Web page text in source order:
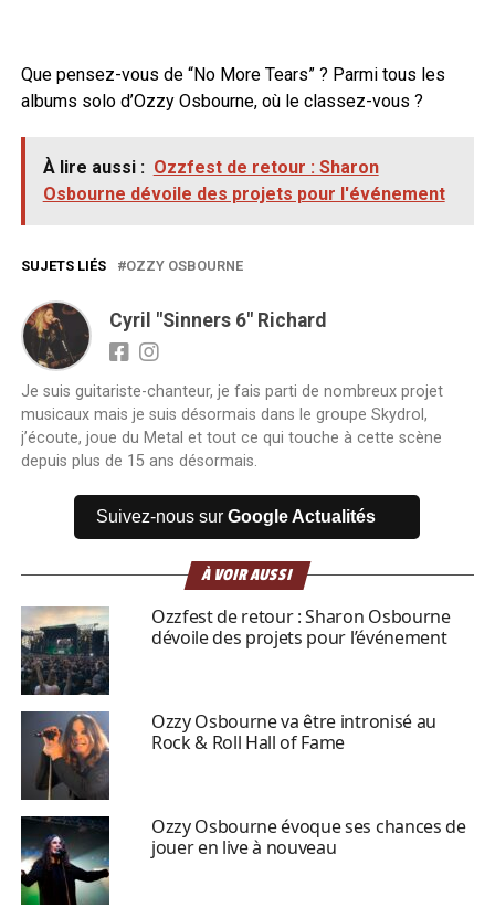
Que pensez-vous de “No More Tears” ? Parmi tous les
albums solo d’Ozzy Osbourne, où le classez-vous ?
À lire aussi : Ozzfest de retour : Sharon
Osbourne dévoile des projets pour l'événement
SUJETS LIÉS OZZY OSBOURNE
Cyril "Sinners 6" Richard
Je suis guitariste-chanteur, je fais parti de nombreux projet
musicaux mais je suis désormais dans le groupe Skydrol,
j’écoute, joue du Metal et tout ce qui touche à cette scène
depuis plus de 15 ans désormais.
Suivez-nous surGoogle Actualités
À VOIR AUSSI
Ozzfest de retour : Sharon Osbourne
dévoile des projets pour l’événement
Ozzy Osbourne va être intronisé au
Rock & Roll Hall of Fame
Ozzy Osbourne évoque ses chances de
jouer en live à nouveau